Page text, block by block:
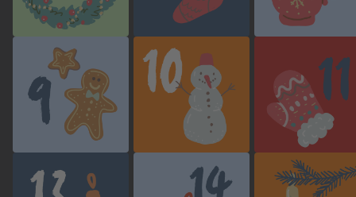
Re-open this
modal
Re-open this
modal
Re-open this
modal